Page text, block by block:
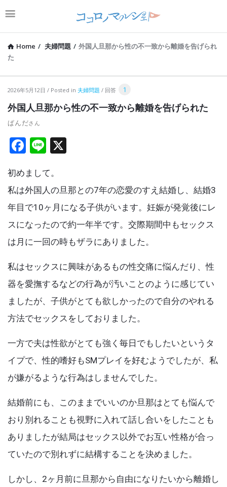
Home / 夫婦問題 / 外国人旦那から性の不一致から離婚を告げられ
た
コ
コ
ロ
ノ
マ
ル
ェ
Latest
Articles
2026年5月12日 Posted in 夫婦問題 回答 1
外国人旦那から性の不一致から離婚を告げられた
ぱんだ
F
ce
b
o
o
k
Li
e
初めまして。
私は外国人の旦那との7年の恋愛のすえ結婚し、結婚3
年目で10ヶ月になる子供がいます。妊娠が発覚後にレ
スになったので約一年半です。交際期間中もセックス
は月に一回の時もザラにありました。
私はセックスに興味があるもの性交痛に悩んだり、性
器を愛撫するなどの行為が汚いことのように感じてい
ましたが、子供がとても欲しかったので自分のやれる
方法でセックスをしておりました。
一方で夫は性欲がとても強く毎日でもしたいというタ
イプで、性的嗜好もSMプレイを好むようでしたが、私
が嫌がるような行為はしませんでした。
結婚前にも、このままでいいのか旦那はとても悩んで
おり別れることも視野に入れて話し合いをしたことも
ありましたが結局はセックス以外でお互い性格が合っ
ていたので別れずに結構することを決めました。
しかし、2ヶ月前に旦那から自由になりたいから離婚し